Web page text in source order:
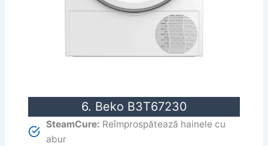
6. Beko B3T67230
SteamCure: Reîmprospătează hainele cu
abur